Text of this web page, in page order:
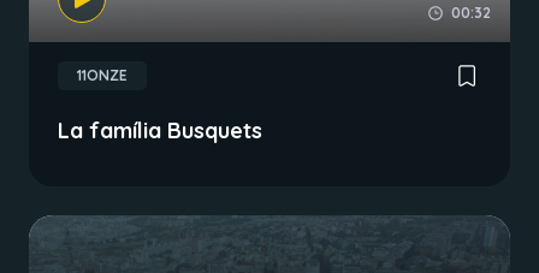
00:32
11ONZE
La família Busquets